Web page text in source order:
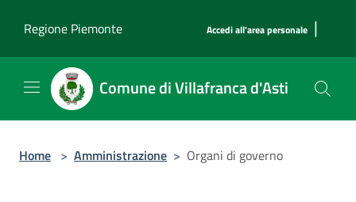
Regione Piemonte
Accedi all'area personale |
Comune di Villafranca d'Asti
Home > Amministrazione > Organi di governo